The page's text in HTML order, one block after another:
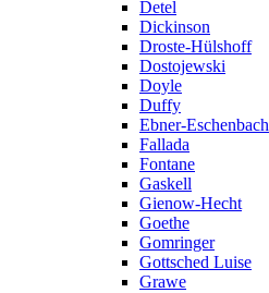
Detel
Dickinson
Droste-Hülshoff
Dostojewski
Doyle
Duffy
Ebner-Eschenbach
Fallada
Fontane
Gaskell
Gienow-Hecht
Goethe
Gomringer
Gottsched Luise
Grawe